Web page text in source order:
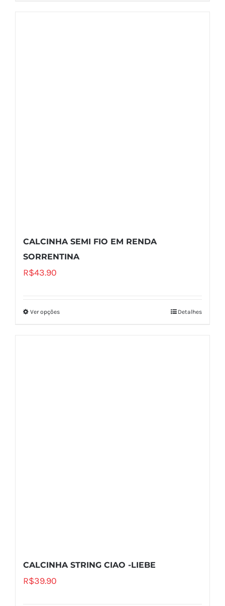
CALCINHA SEMI FIO EM RENDA
SORRENTINA
R$43.90
Ver opções Detalhes
CALCINHA STRING CIAO -LIEBE
R$39.90